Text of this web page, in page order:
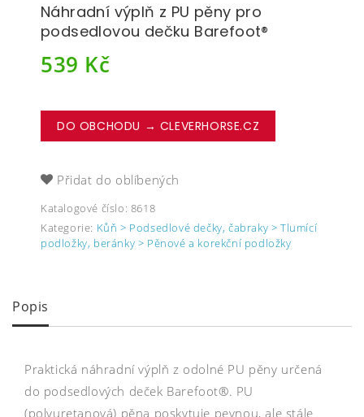
Náhradní výplň z PU pěny pro
podsedlovou dečku Barefoot®
539 Kč
DO OBCHODU → CLEVERHORSE.CZ
Přidat do oblíbených
Katalogové číslo: 8618
Kategorie: Kůň > Podsedlové dečky, čabraky > Tlumící
podložky, beránky > Pěnové a korekční podložky
Popis
Praktická náhradní výplň z odolné PU pěny určená
do podsedlových deček Barefoot®. PU
(polyuretanová) pěna poskytuje pevnou, ale stále